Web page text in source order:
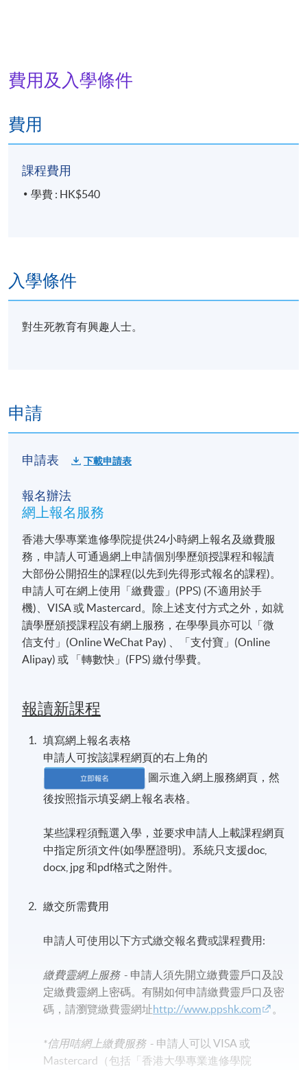
費用及入學條件
費用
課程費用
學費 : HK$540
入學條件
對生死教育有興趣人士。
申請
申請表 下載申請表
報名辦法
網上報名服務
香港大學專業進修學院提供24小時網上報名及繳費服
務，申請人可通過網上申請個別學歷頒授課程和報讀
大部份公開招生的課程(以先到先得形式報名的課程)。
申請人可在網上使用「繳費靈」(PPS) (不適用於手
機)、VISA 或 Mastercard。除上述支付方式之外，如就
讀學歷頒授課程設有網上服務，在學學員亦可以「微
信支付」(Online WeChat Pay) 、「支付寶」(Online
Alipay) 或 「轉數快」(FPS) 繳付學費。
報讀新課程
填寫網上報名表格
申請人可按該課程網頁的右上角的
圖示進入網上服務網頁，然
後按照指示填妥網上報名表格。
某些課程須甄選入學，並要求申請人上載課程網頁
中指定所須文件(如學歷證明)。系統只支援doc,
docx, jpg 和pdf格式之附件。
繳交所需費用
申請人可使用以下方式繳交報名費或課程費用:
繳費靈網上服務- 申請人須先開立繳費靈戶口及設
定繳費靈網上密碼。有關如何申請繳費靈戶口及密
碼，請瀏覽繳費靈網址http://www.ppshk.com 。
*信用咭網上繳費服務- 申請人可以 VISA 或
Mastercard（包括「香港大學專業進修學院